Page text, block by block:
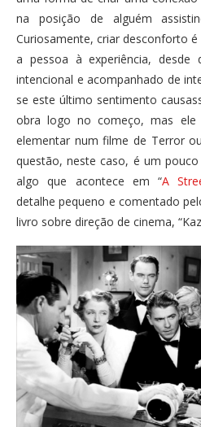
na posição de alguém
Curiosamente, criar desconforto
a pessoa à experiência, desde
intencional e acompanhado de
se este último sentimento
obra logo no começo, mas ele
elementar num filme de Terror
questão, neste caso, é um
algo que acontece em “A
detalhe pequeno e comentado
livro sobre direção de cinema,